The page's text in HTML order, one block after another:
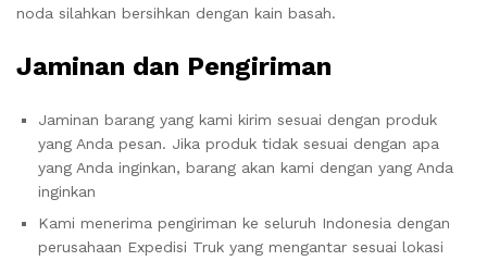
noda silahkan bersihkan dengan kain basah.
Jaminan dan Pengiriman
Jaminan barang yang kami kirim sesuai dengan produk
yang Anda pesan. Jika produk tidak sesuai dengan apa
yang Anda inginkan, barang akan kami dengan yang Anda
inginkan
Kami menerima pengiriman ke seluruh Indonesia dengan
perusahaan Expedisi Truk yang mengantar sesuai lokasi